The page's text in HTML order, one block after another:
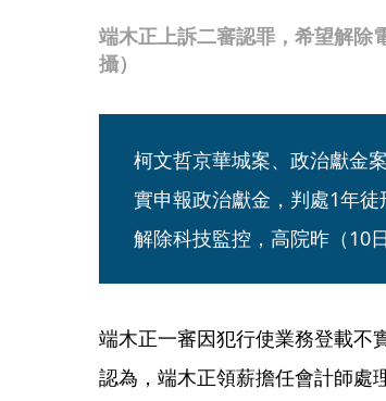
端木正上訴二審認罪，希望解除
攝）
柯文哲京華城案、政治獻金
實申報政治獻金，判處1年
解除科技監控，高院昨（10
端木正一審因犯行使業務登載不
認為，端木正領薪擔任會計師處